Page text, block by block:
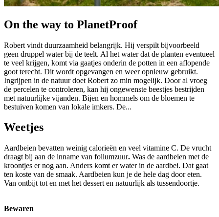
On the way to PlanetProof
Robert vindt duurzaamheid belangrijk. Hij verspilt bijvoorbeeld
geen druppel water bij de teelt. Al het water dat de planten eventueel
te veel krijgen, komt via gaatjes onderin de potten in een aflopende
goot terecht. Dit wordt opgevangen en weer opnieuw gebruikt.
Ingrijpen in de natuur doet Robert zo min mogelijk. Door al vroeg
de percelen te controleren, kan hij ongewenste beestjes bestrijden
met natuurlijke vijanden. Bijen en hommels om de bloemen te
bestuiven komen van lokale imkers. De...
Weetjes
Aardbeien bevatten weinig calorieën en veel vitamine C. De vrucht
draagt bij aan de inname van foliumzuur. Was de aardbeien met de
kroontjes er nog aan. Anders komt er water in de aardbei. Dat gaat
ten koste van de smaak. Aardbeien kun je de hele dag door eten.
Van ontbijt tot en met het dessert en natuurlijk als tussendoortje.
Bewaren